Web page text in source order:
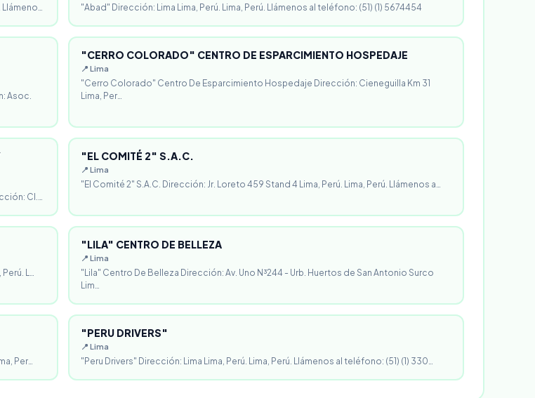
Llámeno… "Abad" Dirección: Lima Lima, Perú. Lima, Perú. Llámenos al teléfono: (51) (1) 5674454
Asoc.
"CERRO COLORADO" CENTRO DE ESPARCIMIENTO HOSPEDAJE
📍 Lima
"Cerro Colorado" Centro De Esparcimiento Hospedaje Dirección: Cieneguilla Km 31
Lima, Per…
Cl.…
"EL COMITÉ 2" S.A.C.
📍 Lima
"El Comité 2" S.A.C. Dirección: Jr. Loreto 459 Stand 4 Lima, Perú. Lima, Perú. Llámenos a…
L…
"LILA" CENTRO DE BELLEZA
📍 Lima
"Lila" Centro De Belleza Dirección: Av. Uno N³244 - Urb. Huertos de San Antonio Surco
Lim…
Per…
"PERU DRIVERS"
📍 Lima
"Peru Drivers" Dirección: Lima Lima, Perú. Lima, Perú. Llámenos al teléfono: (51) (1) 330…